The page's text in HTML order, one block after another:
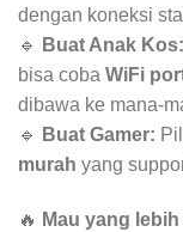
dengan koneksi
🔹
Buat Anak Kos:
bisa coba WiFi
dibawa ke mana-
🔹
Buat Gamer:
murah yang
🔥 Mau yang